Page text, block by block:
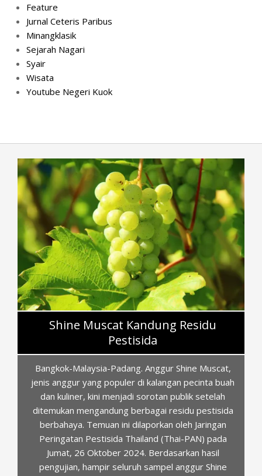
Feature
Jurnal Ceteris Paribus
Minangklasik
Sejarah Nagari
Syair
Wisata
Youtube Negeri Kuok